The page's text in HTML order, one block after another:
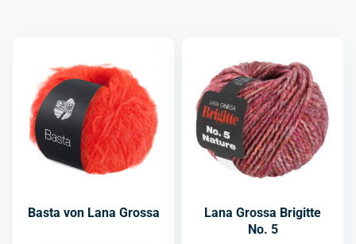
Basta von Lana Grossa
Lana Grossa Brigitte
No. 5